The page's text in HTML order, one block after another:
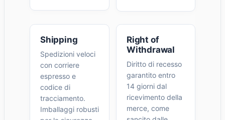
Shipping
Spedizioni veloci
con corriere
espresso e
codice di
tracciamento.
Imballaggi robusti
Right of
Withdrawal
Diritto di recesso
garantito entro
14 giorni dal
ricevimento della
merce, come